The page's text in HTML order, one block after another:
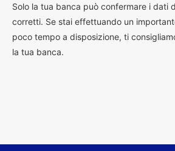
Solo la tua banca può confermare i dati
corretti. Se stai effettuando un
poco tempo a disposizione, ti
la tua banca.